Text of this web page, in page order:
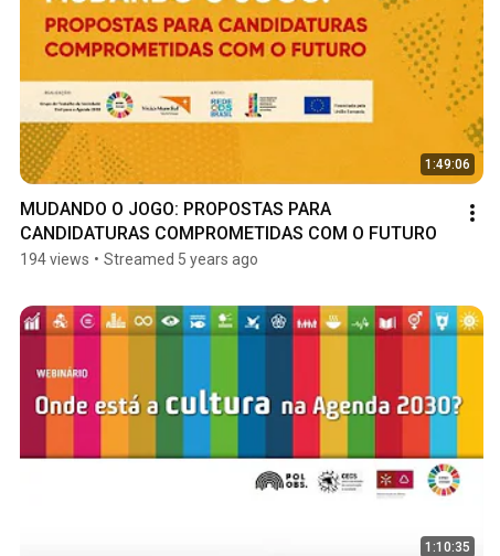
1:49:06
MUDANDO O JOGO: PROPOSTAS PARA
CANDIDATURAS COMPROMETIDAS COM O FUTURO
194 views • Streamed 5 years ago
1:10:35